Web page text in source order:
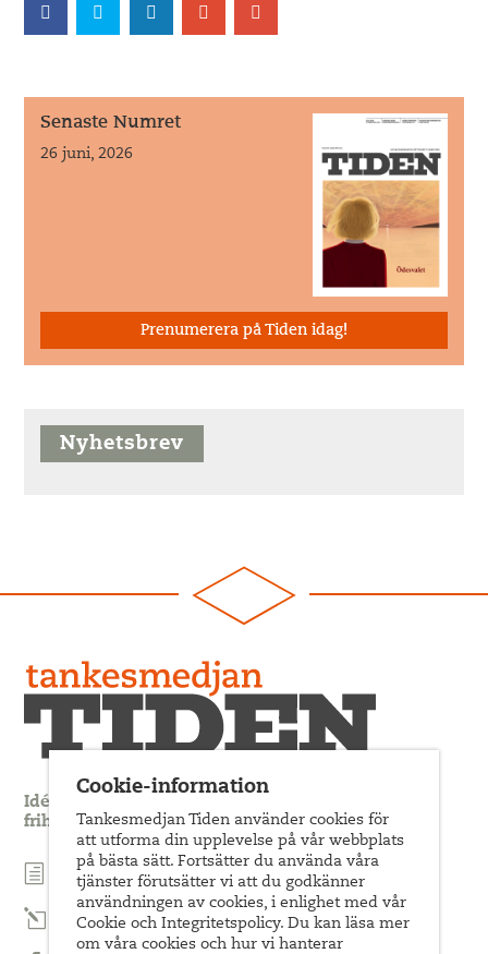
Senaste Numret
26 juni, 2026
Prenumerera på Tiden idag!
Nyhetsbrev
Idédebatt och analys som förnyar arbetarrörelsens
frihets- och jämlikhetssträvan
Prenumerera på nyhetsbrev
Prenumerera på Tiden Magasin
Cookie-information
Tankesmedjan Tiden använder cookies för
att utforma din upplevelse på vår webbplats
på bästa sätt. Fortsätter du använda våra
tjänster förutsätter vi att du godkänner
användningen av cookies, i enlighet med vår
Cookie och Integritetspolicy. Du kan läsa mer
om våra cookies och hur vi hanterar